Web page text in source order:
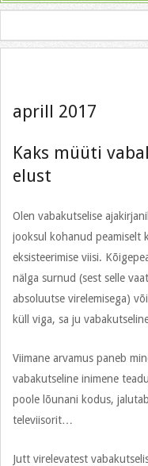
Navigation
aprill 2017
Kaks müüti
elust
04-
14
Olen vabakutselise
jooksul kohanud peamiselt
eksisteerimise viisi.
nälga surnud (sest selle
absoluutse virelemisega)
küll viga, sa ju
Viimane arvamus paneb
vabakutseline inimene
poole lõunani kodus,
televiisorit…
Jutt virelevatest